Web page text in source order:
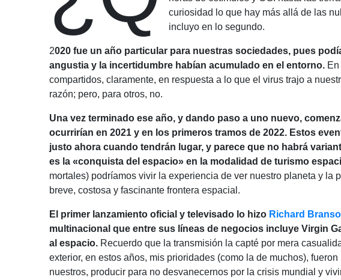
curiosidad lo que hay más allá de las
incluyo en lo segundo.
2020 fue un año particular para nuestras sociedades, pues
angustia y la incertidumbre habían acumulado en el entorno.
compartidos, claramente, en respuesta a lo que el virus trajo a
razón; pero, para otros, no.
Una vez terminado ese año, y dando paso a uno nuevo,
ocurrirían en 2021 y en los primeros tramos de 2022. Estos
justo ahora cuando tendrán lugar, y parece que no habrá
es la «conquista del espacio» en la modalidad de turismo
mortales) podríamos vivir la experiencia de ver nuestro planeta y la
breve, costosa y fascinante frontera espacial.
El primer lanzamiento oficial y televisado lo hizo Richard
multinacional que entre sus líneas de negocios incluye Virgin
al espacio. Recuerdo que la transmisión la capté por mera
exterior, en estos años, mis prioridades (como la de muchos),
nuestros, producir para no desvanecernos por la crisis mundial y